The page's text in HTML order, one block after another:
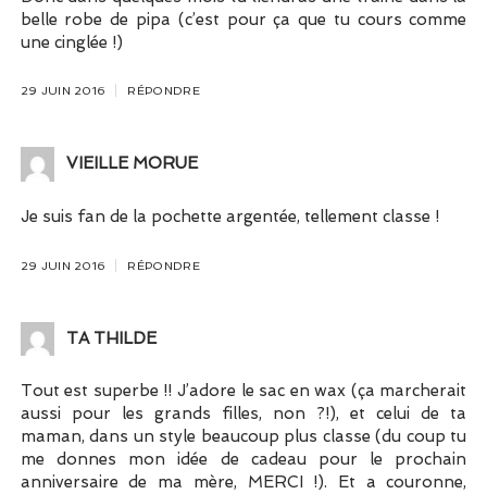
belle robe de pipa (c’est pour ça que tu cours comme
une cinglée !)
29 JUIN 2016 RÉPONDRE
VIEILLE MORUE
Je suis fan de la pochette argentée, tellement classe !
29 JUIN 2016 RÉPONDRE
TA THILDE
Tout est superbe !! J’adore le sac en wax (ça marcherait
aussi pour les grands filles, non ?!), et celui de ta
maman, dans un style beaucoup plus classe (du coup tu
me donnes mon idée de cadeau pour le prochain
anniversaire de ma mère, MERCI !). Et a couronne,